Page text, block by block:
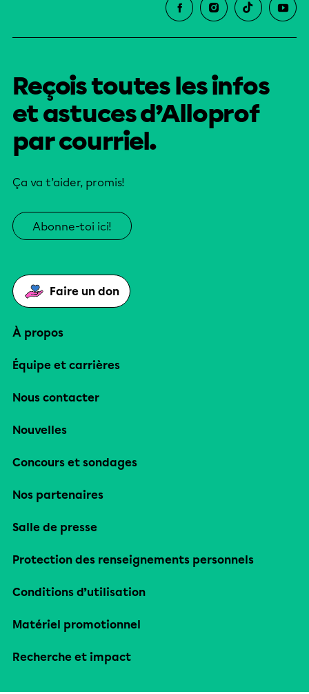
Reçois toutes les infos
et astuces d’Alloprof
par courriel.
Ça va t’aider, promis!
Abonne-toi ici!
Faire un don
À propos
Équipe et carrières
Nous contacter
Nouvelles
Concours et sondages
Nos partenaires
Salle de presse
Protection des renseignements personnels
Conditions d’utilisation
Matériel promotionnel
Recherche et impact